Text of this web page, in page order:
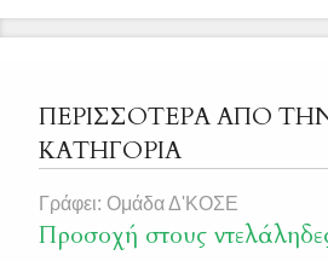
ΠΕΡΙΣΣΟΤΕΡΑ ΑΠΟ ΤΗΝ
ΚΑΤΗΓΟΡΙΑ
Γράφει: Ομάδα Δ'ΚΟΣΕ
Προσοχή στους